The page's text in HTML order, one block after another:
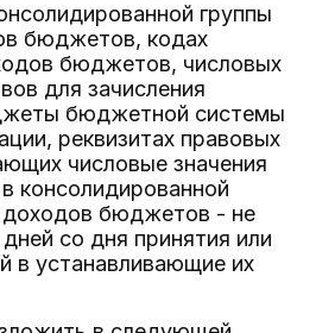
группы
бюджетов, кодах
бюджетов, числовых
для зачисления
бюджетной системы
реквизитах правовых
числовые значения
консолидированной
доходов бюджетов - не
со дня принятия или
в устанавливающие их